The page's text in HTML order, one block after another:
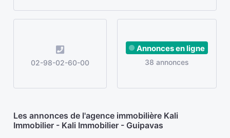
02-98-02-60-00
Annonces en ligne
38 annonces
Les annonces de l'agence immobilière Kali
Immobilier - Kali Immobilier - Guipavas